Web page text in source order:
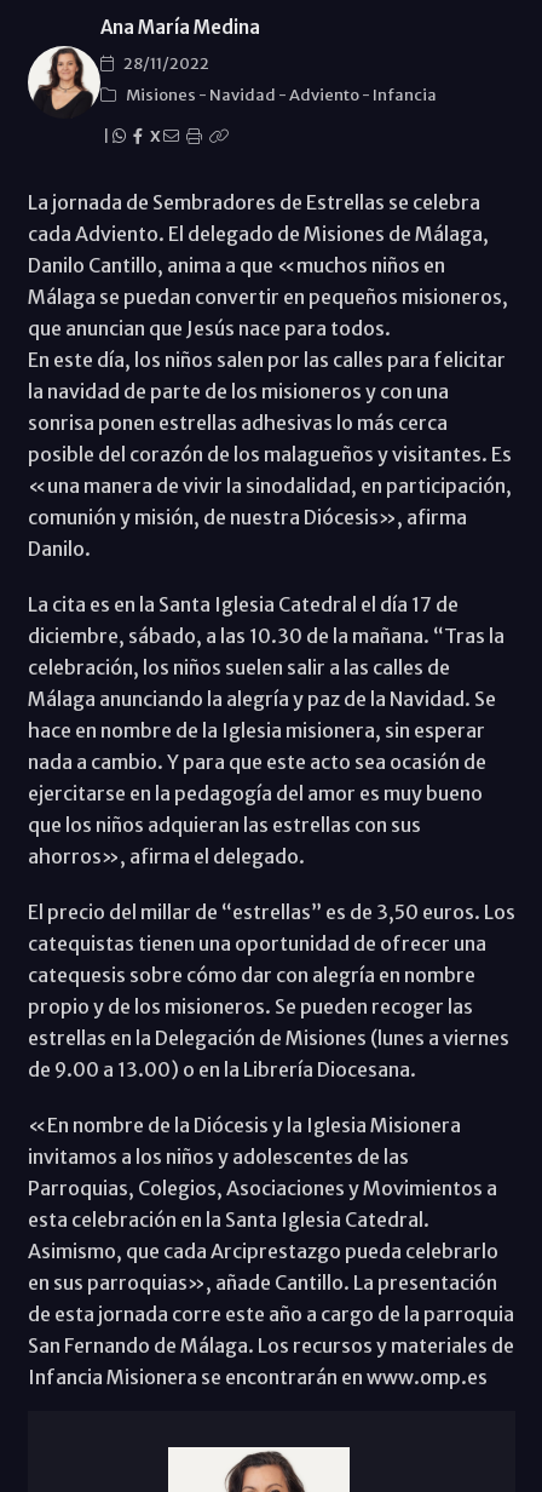
Ana María Medina
28/11/2022
Misiones - Navidad -Adviento- Infancia
X
La jornada de Sembradores de Estrellas se celebra
cada Adviento. El delegado de Misiones de Málaga,
Danilo Cantillo, anima a que «muchos niños en
Málaga se puedan convertir en pequeños misioneros,
que anuncian que Jesús nace para todos.
En este día, los niños salen por las calles para felicitar
la navidad de parte de los misioneros y con una
sonrisa ponen estrellas adhesivas lo más cerca
posible del corazón de los malagueños y visitantes. Es
«una manera de vivir la sinodalidad, en participación,
comunión y misión, de nuestra Diócesis», afirma
Danilo.
La cita es en la Santa Iglesia Catedral el día 17 de
diciembre, sábado, a las 10.30 de la mañana. “Tras la
celebración, los niños suelen salir a las calles de
Málaga anunciando la alegría y paz de la Navidad. Se
hace en nombre de la Iglesia misionera, sin esperar
nada a cambio. Y para que este acto sea ocasión de
ejercitarse en la pedagogía del amor es muy bueno
que los niños adquieran las estrellas con sus
ahorros», afirma el delegado.
El precio del millar de “estrellas” es de 3,50 euros. Los
catequistas tienen una oportunidad de ofrecer una
catequesis sobre cómo dar con alegría en nombre
propio y de los misioneros. Se pueden recoger las
estrellas en la Delegación de Misiones (lunes a viernes
de 9.00 a 13.00) o en la Librería Diocesana.
«En nombre de la Diócesis y la Iglesia Misionera
invitamos a los niños y adolescentes de las
Parroquias, Colegios, Asociaciones y Movimientos a
esta celebración en la Santa Iglesia Catedral.
Asimismo, que cada Arciprestazgo pueda celebrarlo
en sus parroquias», añade Cantillo. La presentación
de esta jornada corre este año a cargo de la parroquia
San Fernando de Málaga. Los recursos y materiales de
Infancia Misionera se encontrarán en www.omp.es